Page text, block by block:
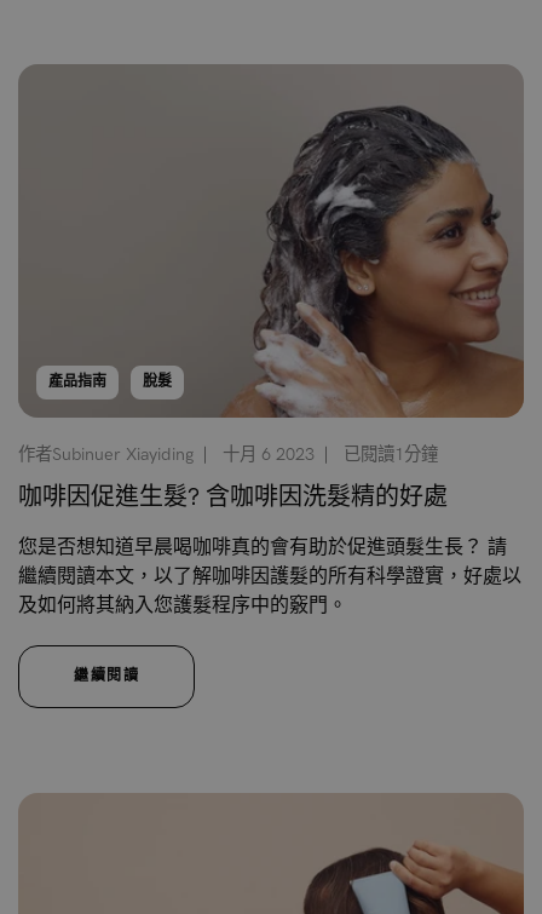
產品指南 脫髮
作者Subinuer Xiayiding 十月 6 2023 已閱讀1分鐘
咖啡因促進生髮? 含咖啡因洗髮精的好處
您是否想知道早晨喝咖啡真的會有助於促進頭髮生長？ 請
繼續閱讀本文，以了解咖啡因護髮的所有科學證實，好處以
及如何將其納入您護髮程序中的竅門。
繼續閱讀